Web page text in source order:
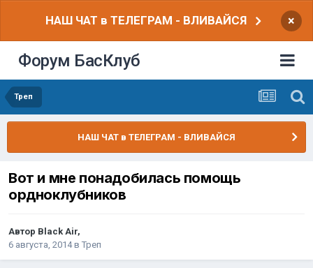
НАШ ЧАТ в ТЕЛЕГРАМ - ВЛИВАЙСЯ ×
Форум БасКлуб
Треп
НАШ ЧАТ в ТЕЛЕГРАМ - ВЛИВАЙСЯ
Вот и мне понадобилась помощь
ордноклубников
Автор Black Air,
6 августа, 2014в Треп